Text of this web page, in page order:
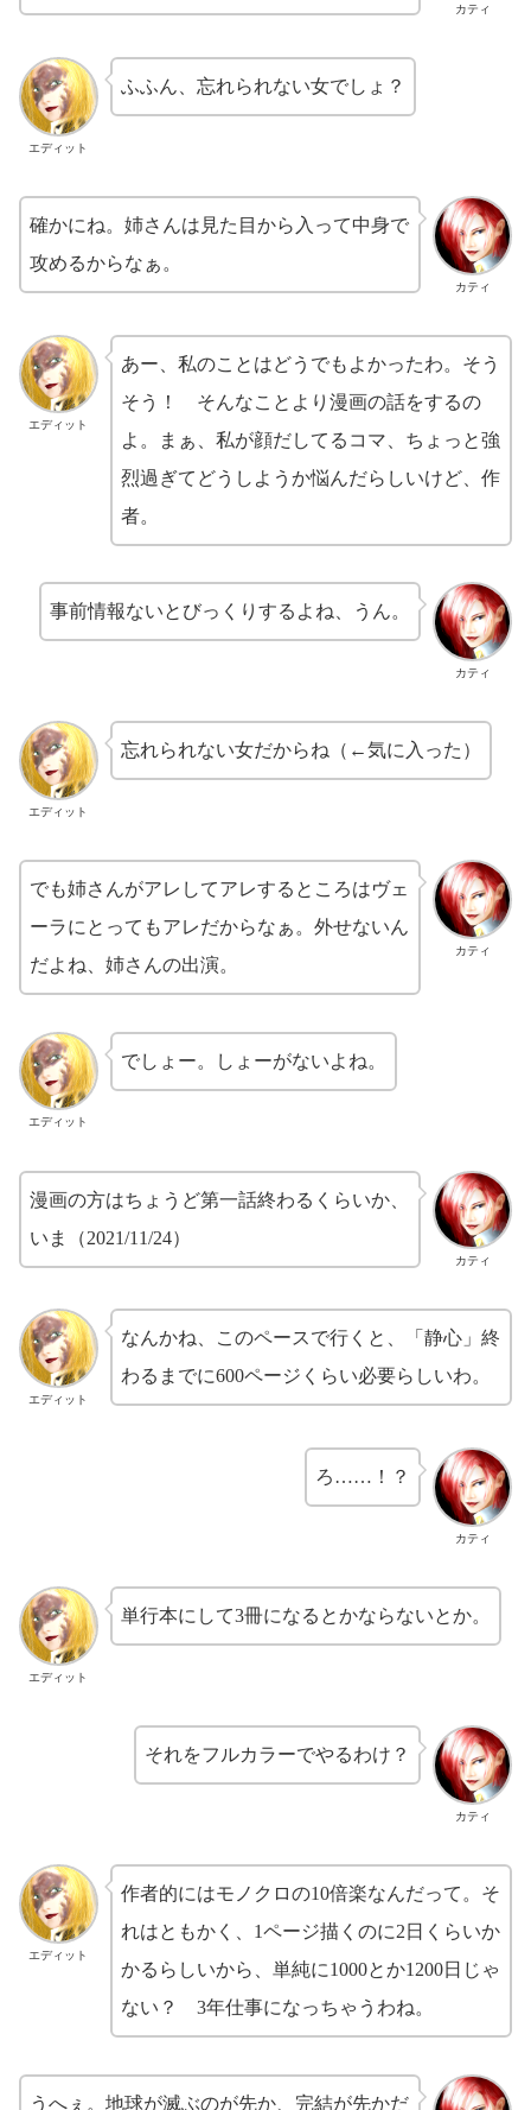
カティ
エディット
ふふん、忘れられない女でしょ？
カティ
確かにね。姉さんは見た目から入って中身で
攻めるからなぁ。
エディット
あー、私のことはどうでもよかったわ。そう
そう！ そんなことより漫画の話をするの
よ。まぁ、私が顔だしてるコマ、ちょっと強
烈過ぎてどうしようか悩んだらしいけど、作
者。
カティ
事前情報ないとびっくりするよね、うん。
エディット
忘れられない女だからね（←気に入った）
カティ
でも姉さんがアレしてアレするところはヴェ
ーラにとってもアレだからなぁ。外せないん
だよね、姉さんの出演。
エディット
でしょー。しょーがないよね。
カティ
漫画の方はちょうど第一話終わるくらいか、
いま（2021/11/24）
エディット
なんかね、このペースで行くと、「静心」終
わるまでに600ページくらい必要らしいわ。
カティ
ろ……！？
エディット
単行本にして3冊になるとかならないとか。
カティ
それをフルカラーでやるわけ？
エディット
作者的にはモノクロの10倍楽なんだって。そ
れはともかく、1ページ描くのに2日くらいか
かるらしいから、単純に1000とか1200日じゃ
ない？ 3年仕事になっちゃうわね。
うへぇ。地球が滅ぶのが先か、完結が先かだ